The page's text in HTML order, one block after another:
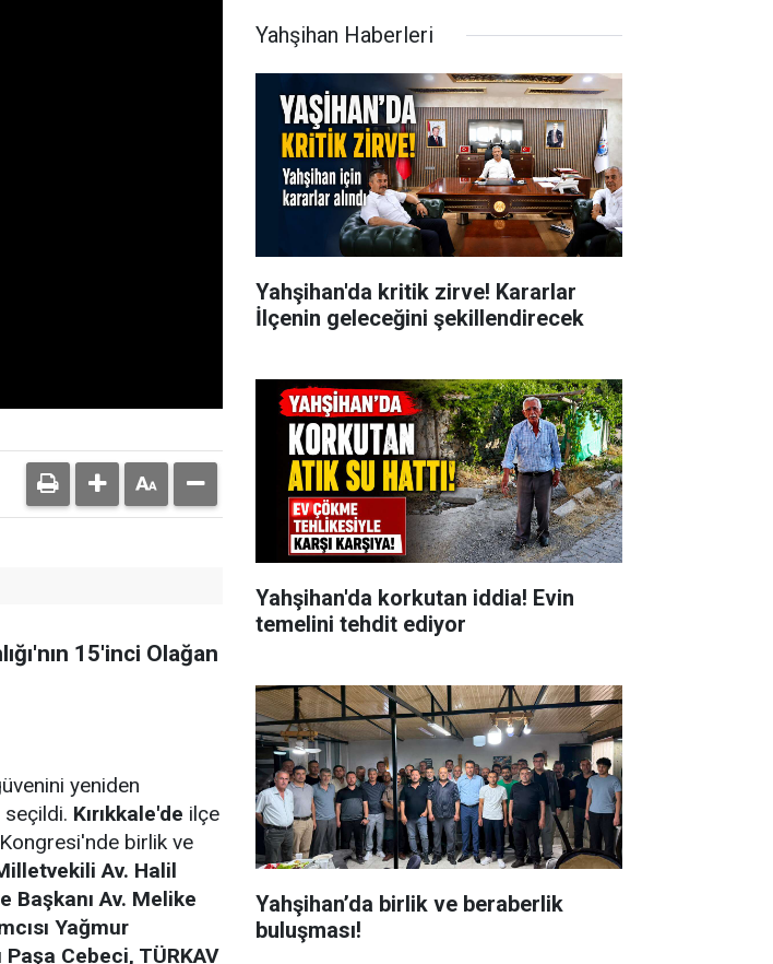
15'inci Olağan
yeniden
Kırıkkale'de ilçe
birlik ve
Av. Halil
Başkanı Av. Melike
Yağmur
Cebeci, TÜRKAV
Yahşihan Haberleri
Yahşihan'da kritik zirve! Kararlar
İlçenin geleceğini şekillendirecek
Yahşihan'da korkutan iddia! Evin
temelini tehdit ediyor
Yahşihan’da birlik ve beraberlik
buluşması!